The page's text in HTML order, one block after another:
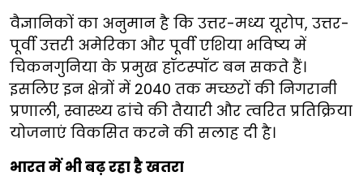
वैज्ञानिकों का अनुमान है कि उत्तर-मध्य यूरोप, उत्तर-
पूर्वी उत्तरी अमेरिका और पूर्वी एशिया भविष्य में
चिकनगुनिया के प्रमुख हॉटस्पॉट बन सकते हैं।
इसलिए इन क्षेत्रों में 2040 तक मच्छरों की निगरानी
प्रणाली, स्वास्थ्य ढांचे की तैयारी और त्वरित प्रतिक्रिया
योजनाएं विकसित करने की सलाह दी है।
भारत में भी बढ़ रहा है खतरा